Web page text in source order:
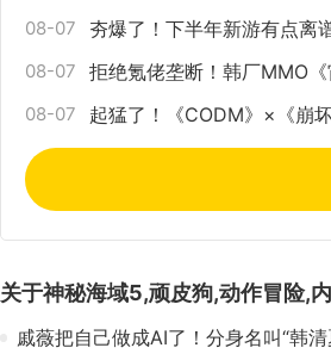
08-07 夯爆了！下半年新游有点离
08-07 拒绝氪佬垄断！韩厂MMO
08-07 起猛了！《CODM》×《崩
关于神秘海域5,顽皮狗,动作冒险,
戚薇把自己做成AI了！分身名叫“韩